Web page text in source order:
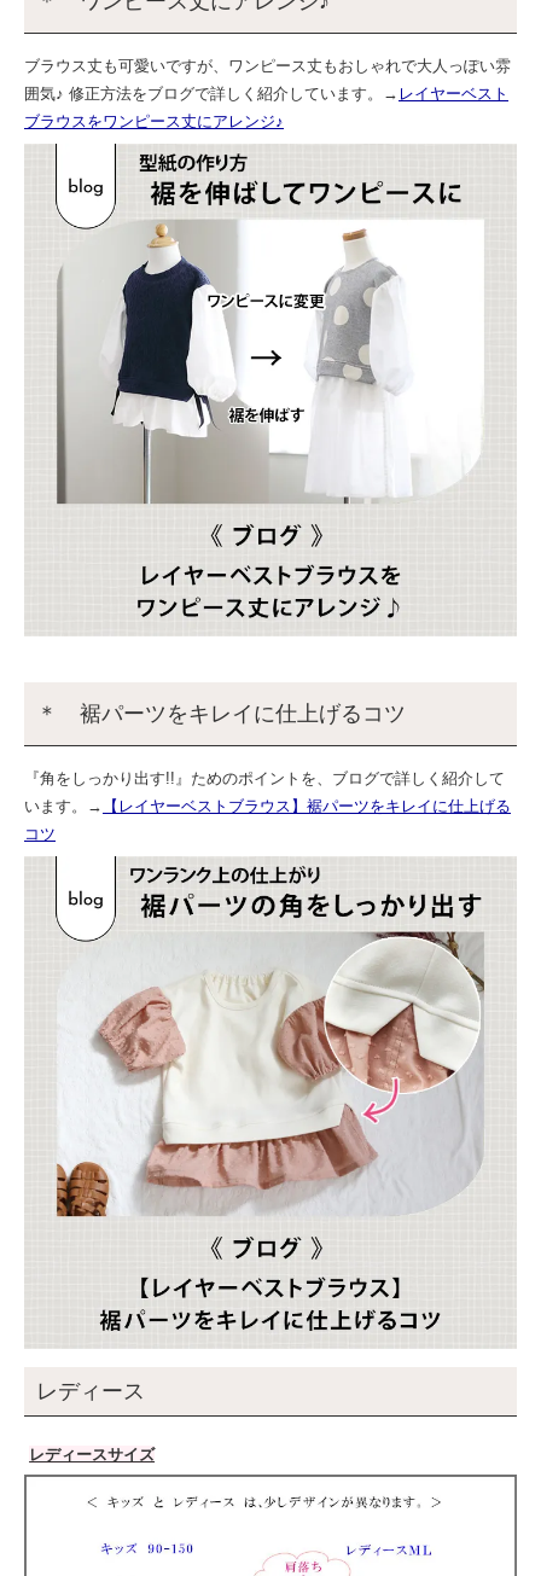
ブラウス丈も可愛いですが、ワンピース丈もおしゃれで大人っぽい雰
囲気♪ 修正方法をブログで詳しく紹介しています。→ レイヤーベスト
ブラウスをワンピース丈にアレンジ♪
＊ 裾パーツをキレイに仕上げるコツ
『角をしっかり出す!!』ためのポイントを、ブログで詳しく紹介して
います。→
【レイヤーベストブラウス】裾パーツをキレイに仕上げる
コツ
レディース
レディースサイズ